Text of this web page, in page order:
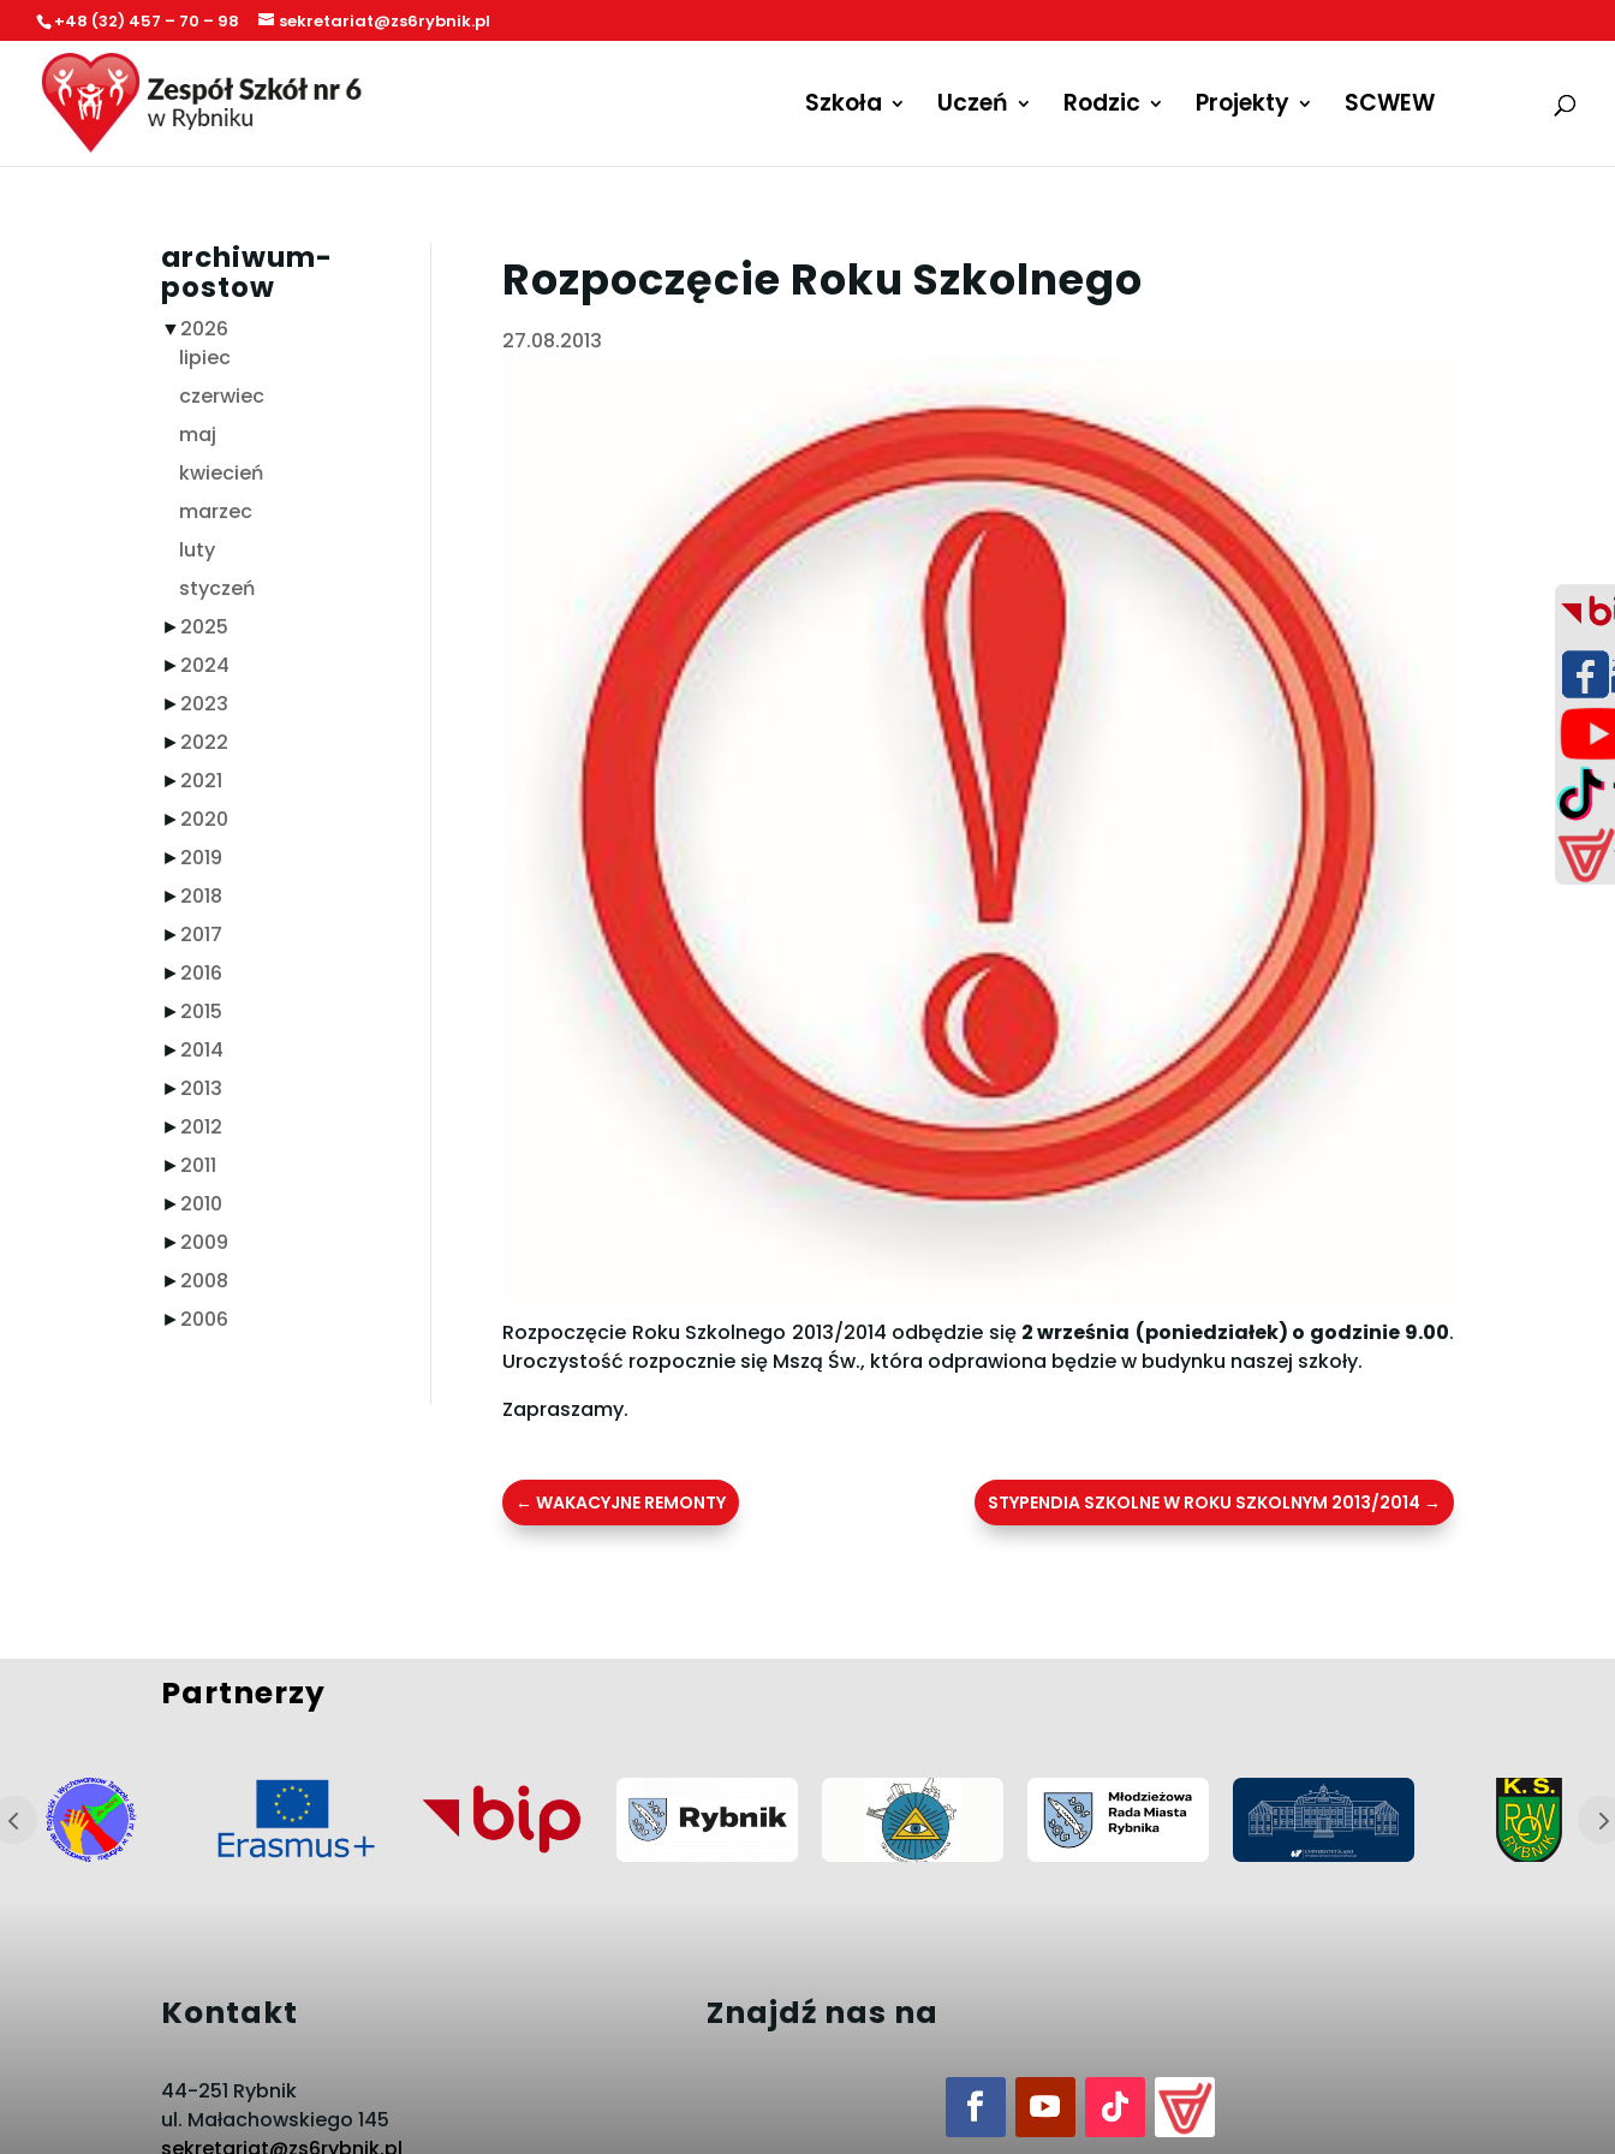
+48 (32) 457 – 70 – 98 sekretariat@zs6rybnik.pl
Szkoła Uczeń Rodzic Projekty SCWEW
archiwum-
postow
▼2026
lipiec
czerwiec
maj
kwiecień
marzec
luty
styczeń
►2025
►2024
►2023
►2022
►2021
►2020
►2019
►2018
►2017
►2016
►2015
►2014
►2013
►2012
►2011
►2010
►2009
►2008
►2006
Rozpoczęcie Roku Szkolnego
27.08.2013
Rozpoczęcie Roku Szkolnego 2013/2014 odbędzie się2 września (poniedziałek) o godzinie 9.00.
Uroczystość rozpocznie się Mszą Św., która odprawiona będzie w budynku naszej szkoły.
Zapraszamy.
← WAKACYJNE REMONTY STYPENDIA SZKOLNE W ROKU SZKOLNYM 2013/2014 →
Partnerzy
Kontakt
44-251 Rybnik
ul. Małachowskiego 145
sekretariat@zs6rybnik.pl
Znajdź nas na